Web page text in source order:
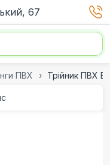
67
ПВХ Трійник ПВХ